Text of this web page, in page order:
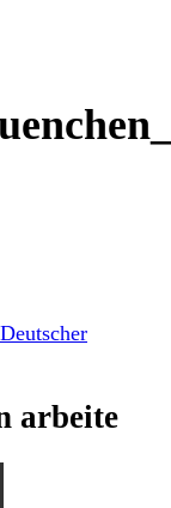
arbeite